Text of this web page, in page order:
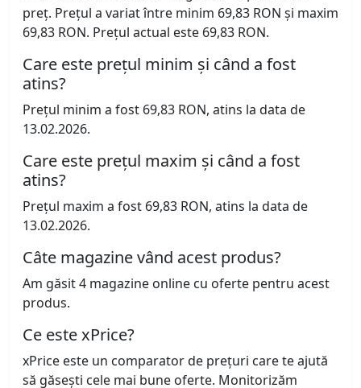
preț. Prețul a variat între minim 69,83 RON și maxim
69,83 RON. Prețul actual este 69,83 RON.
Care este prețul minim și când a fost
atins?
Prețul minim a fost 69,83 RON, atins la data de
13.02.2026.
Care este prețul maxim și când a fost
atins?
Prețul maxim a fost 69,83 RON, atins la data de
13.02.2026.
Câte magazine vând acest produs?
Am găsit 4 magazine online cu oferte pentru acest
produs.
Ce este xPrice?
xPrice este un comparator de prețuri care te ajută
să găsești cele mai bune oferte. Monitorizăm